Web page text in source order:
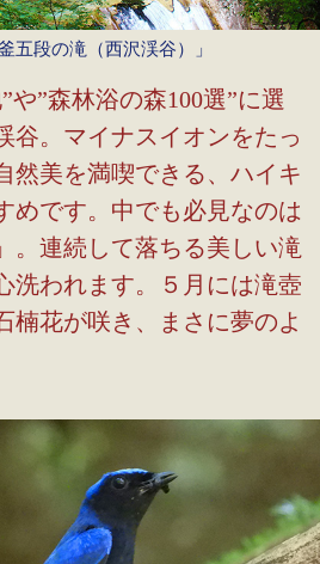
五段の滝（西沢渓谷）」
や”森林浴の森100選”に選
谷。マイナスイオンをたっ
然美を満喫できる、ハイキ
めです。中でも必見なのは
。連続して落ちる美しい滝
洗われます。５月には滝壺
楠花が咲き、まさに夢のよ